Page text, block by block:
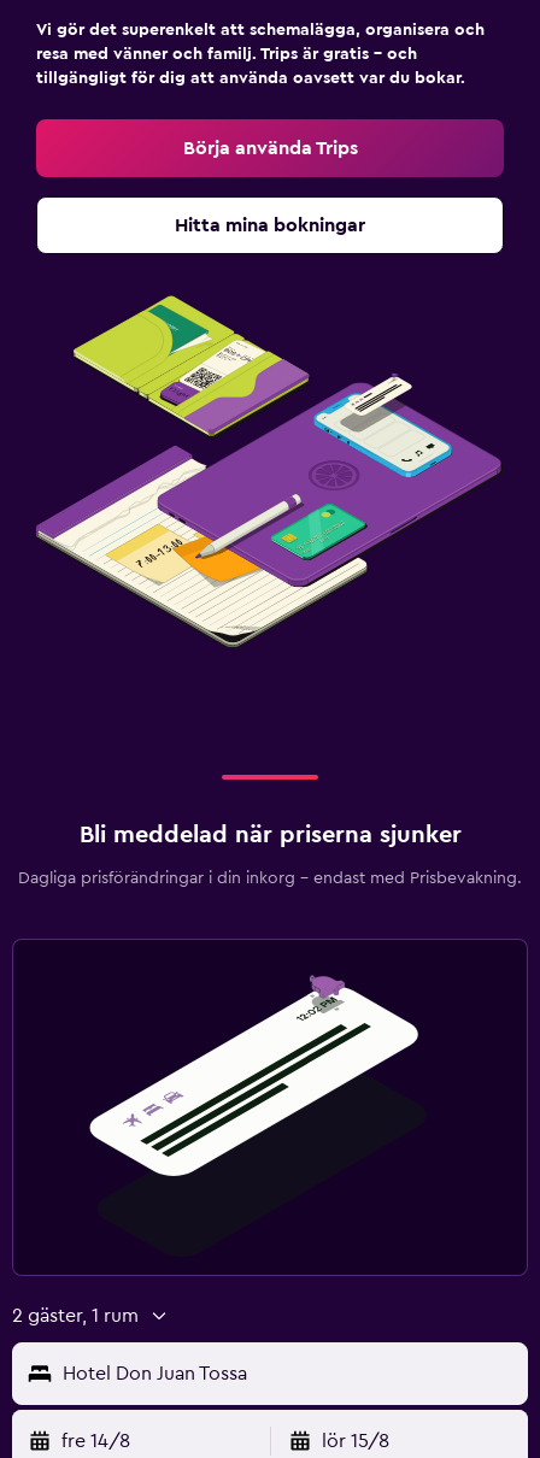
Privat parkering
Vi gör det superenkelt att schemalägga, organisera och
resa med vänner och familj. Trips är gratis – och
tillgängligt för dig att använda oavsett var du bokar.
Börja använda Trips
Hitta mina bokningar
Bli meddelad när priserna sjunker
Dagliga prisförändringar i din inkorg – endast med Prisbevakning.
2 gäster, 1 rum
Hotel Don Juan Tossa
fre 14/8 lör 15/8